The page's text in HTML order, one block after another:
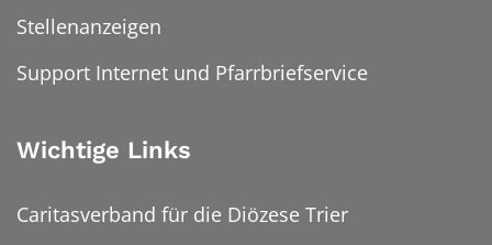
Stellenanzeigen
Support Internet und Pfarrbriefservice
Wichtige Links
Caritasverband für die Diözese Trier